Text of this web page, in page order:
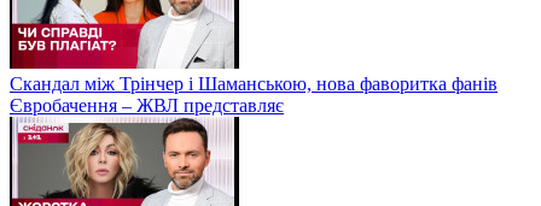
Скандал між Трінчер і Шаманською, нова фаворитка фанів
Євробачення – ЖВЛ представляє